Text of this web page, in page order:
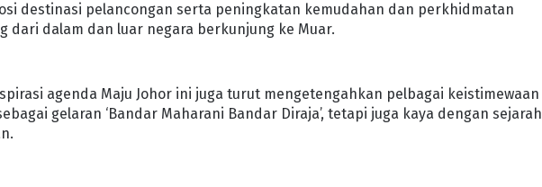
destinasi pelancongan serta peningkatan kemudahan dan perkhidmatan
dari dalam dan luar negara berkunjung ke Muar.
agenda Maju Johor ini juga turut mengetengahkan pelbagai keistimewaan
gelaran ‘Bandar Maharani Bandar Diraja’, tetapi juga kaya dengan sejarah